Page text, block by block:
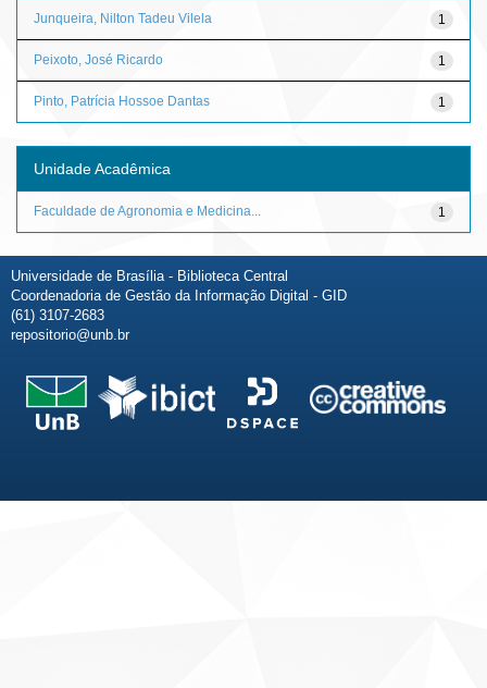
1
Junqueira, Nilton Tadeu Vilela
1
Peixoto, José Ricardo
1
Pinto, Patrícia Hossoe Dantas
Unidade Acadêmica
1
Faculdade de Agronomia e Medicina...
Universidade de Brasília - Biblioteca Central
Coordenadoria de Gestão da Informação Digital - GID
(61) 3107-2683
repositorio@unb.br